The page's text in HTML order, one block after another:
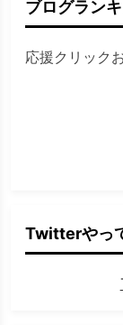
ブログラン
応援クリック
Twitterやっ